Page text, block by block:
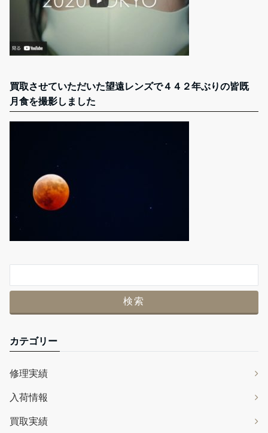
買取させていただいた望遠レンズで４４２年ぶりの皆既
月食を撮影しました
カテゴリー
修理実績
入荷情報
買取実績